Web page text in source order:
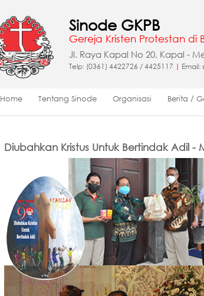
Sinode GKPB
Gereja Kristen Protestan di
Jl. Raya Kapal No 20, Kapal -
Telp: (0361) 4422726 / 4425117 |
Home Tentang Sinode Organisasi Berita /
Diubahkan Kristus Untuk Bertindak Adil -